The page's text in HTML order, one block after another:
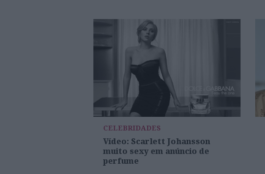
CELEBRIDADES
Vídeo: Scarlett Johansson
muito sexy em anúncio de
perfume